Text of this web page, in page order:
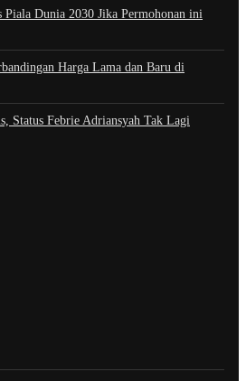
Dunia 2030 Jika Permohonan ini
Harga Lama dan Baru di
Status Febrie Adriansyah Tak Lagi